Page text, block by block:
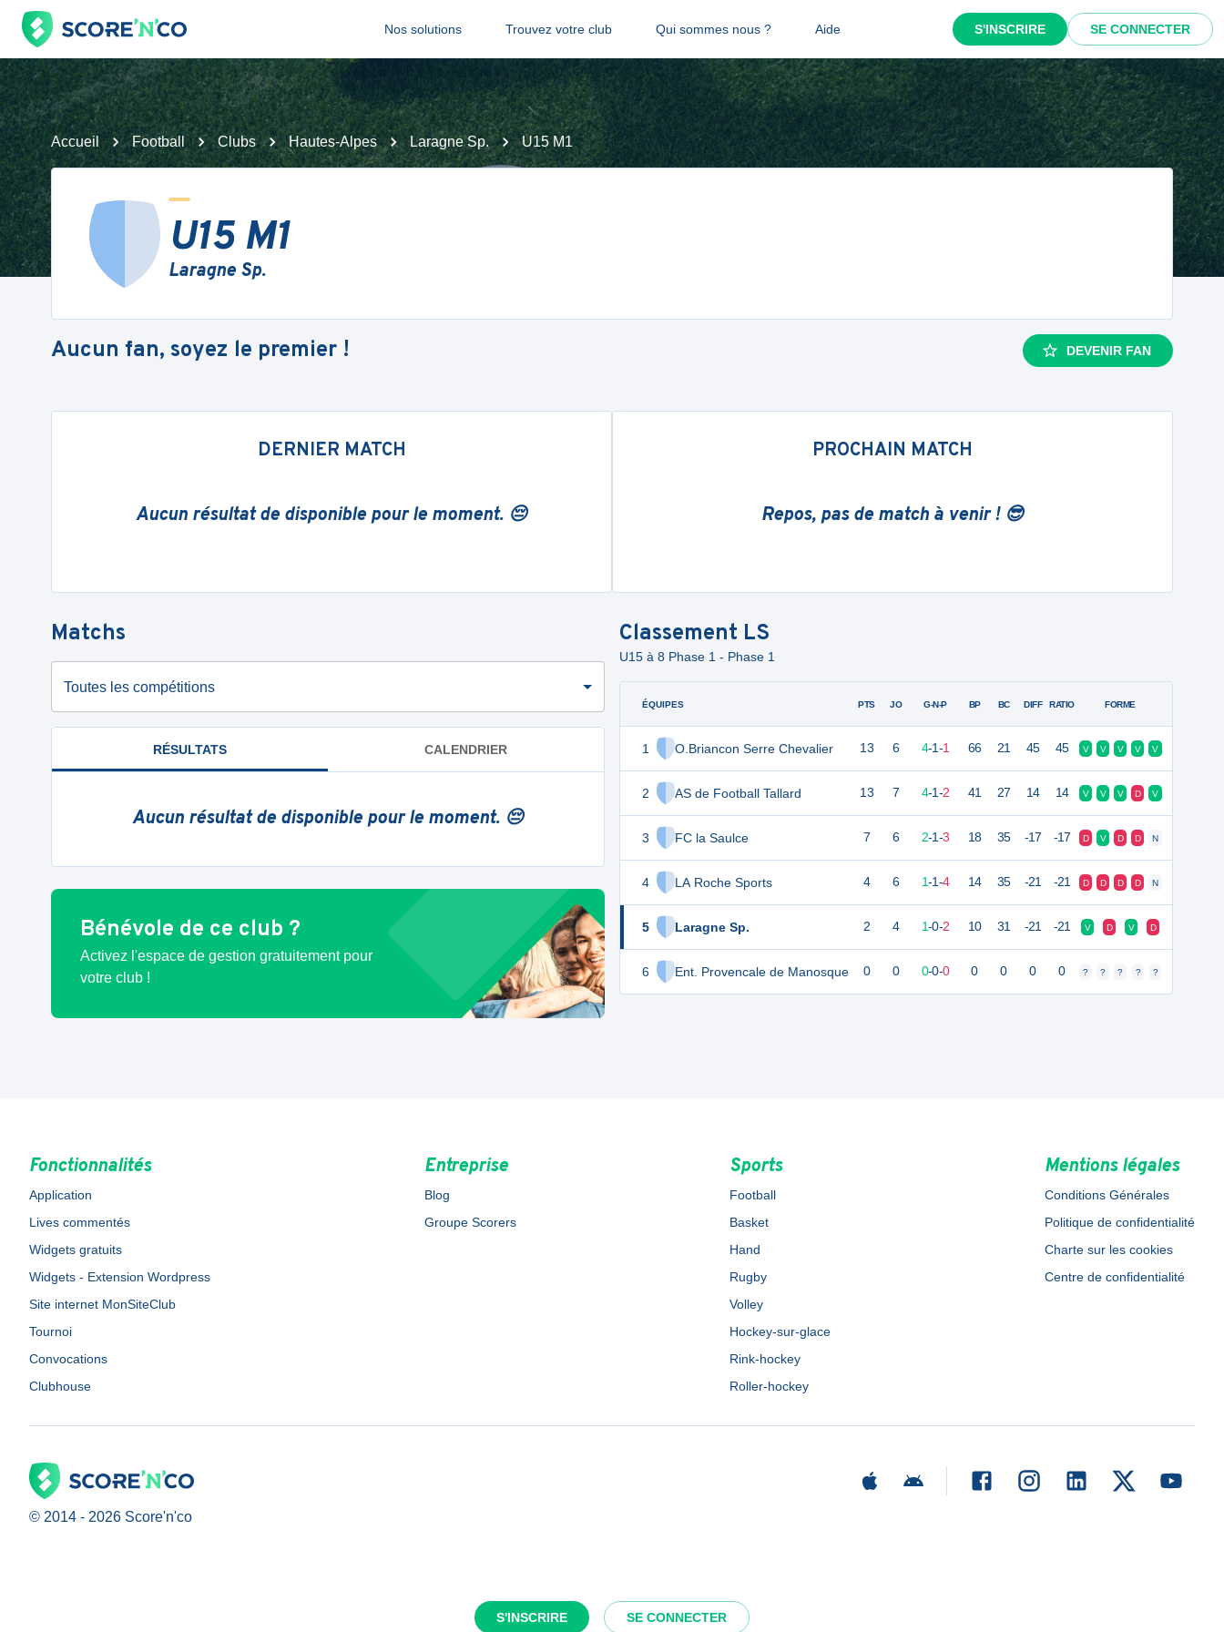
Nos solutions Trouvez votre club Qui sommes nous ? Aide S'INSCRIRE SE CONNECTER
S'INSCRIRE SE CONNECTER
Accueil Football Clubs Hautes-Alpes Laragne Sp. U15 M1
U15 M1
Laragne Sp.
Aucun fan, soyez le premier ! DEVENIR FAN
DERNIER MATCH
Aucun résultat de disponible pour le moment. 😔
PROCHAIN MATCH
Repos, pas de match à venir ! 😎
Matchs
Toutes les compétitions
RÉSULTATS CALENDRIER
Aucun résultat de disponible pour le moment. 😔
Bénévole de ce club ?
Activez l'espace de gestion gratuitement pour
votre club !
Classement LS
U15 à 8 Phase 1 - Phase 1
ÉQUIPES
1 O.Briancon Serre Chevalier
2 AS de Football Tallard
3 FC la Saulce
4 LA Roche Sports
5 Laragne Sp.
6 Ent. Provencale de Manosque
PTS JO G-N-P BP BC DIFF RATIO FORME
13 6 4-1-1 66 21 45 45 V V V V V
13 7 4-1-2 41 27 14 14 V V V D V
7 6 2-1-3 18 35 -17 -17 D V D D N
4 6 1-1-4 14 35 -21 -21 D D D D N
2 4 1-0-2 10 31 -21 -21 V D V D
0 0 0-0-0 0 0 0 0 ? ? ? ? ?
Fonctionnalités
Application
Lives commentés
Widgets gratuits
Widgets - Extension Wordpress
Site internet MonSiteClub
Tournoi
Convocations
Clubhouse
Entreprise
Blog
Groupe Scorers
Sports
Football
Basket
Hand
Rugby
Volley
Hockey-sur-glace
Rink-hockey
Roller-hockey
Mentions légales
Conditions Générales
Politique de confidentialité
Charte sur les cookies
Centre de confidentialité
© 2014 - 2026 Score'n'co